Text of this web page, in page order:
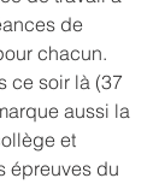
de
chacun.
ce soir là (37
aussi la
et
épreuves du